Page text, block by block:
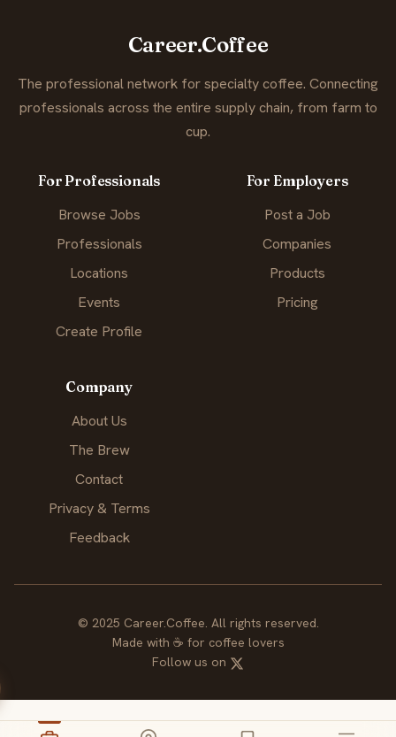
Career.Coffee
The professional network for specialty coffee. Connecting
professionals across the entire supply chain, from farm to
cup.
For Professionals
Browse Jobs
Professionals
Locations
Events
Create Profile
For Employers
Post a Job
Companies
Products
Pricing
Company
About Us
The Brew
Contact
Privacy & Terms
Feedback
© 2025 Career.Coffee. All rights reserved.
Made with ☕ for coffee lovers
Follow us on